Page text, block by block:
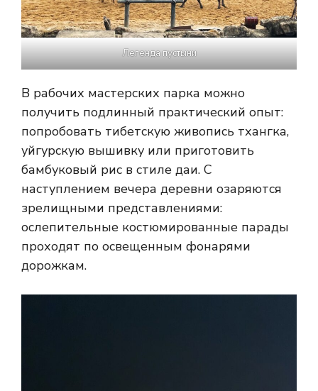
Легенда пустыни
В рабочих мастерских парка можно
получить подлинный практический опыт:
попробовать тибетскую живопись тхангка,
уйгурскую вышивку или приготовить
бамбуковый рис в стиле даи. С
наступлением вечера деревни озаряются
зрелищными представлениями:
ослепительные костюмированные парады
проходят по освещенным фонарями
дорожкам.